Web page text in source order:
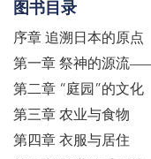
图书目录
序章 追溯日本的原点
第一章 祭神的源流
第二章 “庭园”的文化
第三章 农业与食物
第四章 衣服与居住